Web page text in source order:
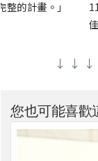
的計畫。」
↓ ↓ ↓
您也可能喜歡